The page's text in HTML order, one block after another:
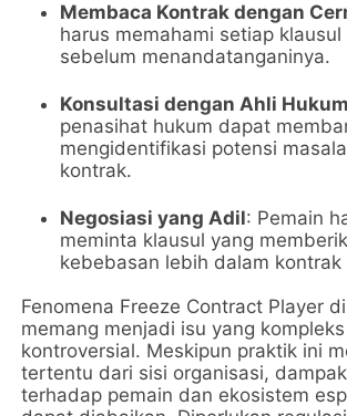
Membaca Kontrak dengan
harus memahami setiap
sebelum menandatanganinya.
Konsultasi dengan Ahli Hukum
penasihat hukum dapat
mengidentifikasi potensi
kontrak.
Negosiasi yang Adil: Pemain
meminta klausul yang
kebebasan lebih dalam kontrak
Fenomena Freeze Contract Player
memang menjadi isu yang
kontroversial. Meskipun praktik ini
tertentu dari sisi organisasi,
terhadap pemain dan ekosistem